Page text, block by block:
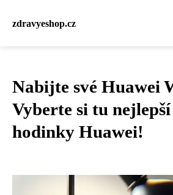
zdravyeshop.cz
Nabijte své Huawei
Vyberte si tu
hodinky Huawei!